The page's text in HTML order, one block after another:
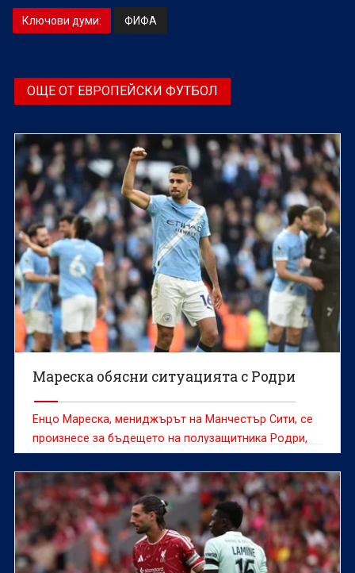
Ключови думи: ФИФА
ОЩЕ ОТ ЕВРОПЕЙСКИ ФУТБОЛ
Мареска обясни ситуацията с Родри
Енцо Мареска, мениджърът на Манчестър Сити, се
произнесе за бъдещето на полузащитника Родри,
който е в процес на преговори за преминаване в
Барселона